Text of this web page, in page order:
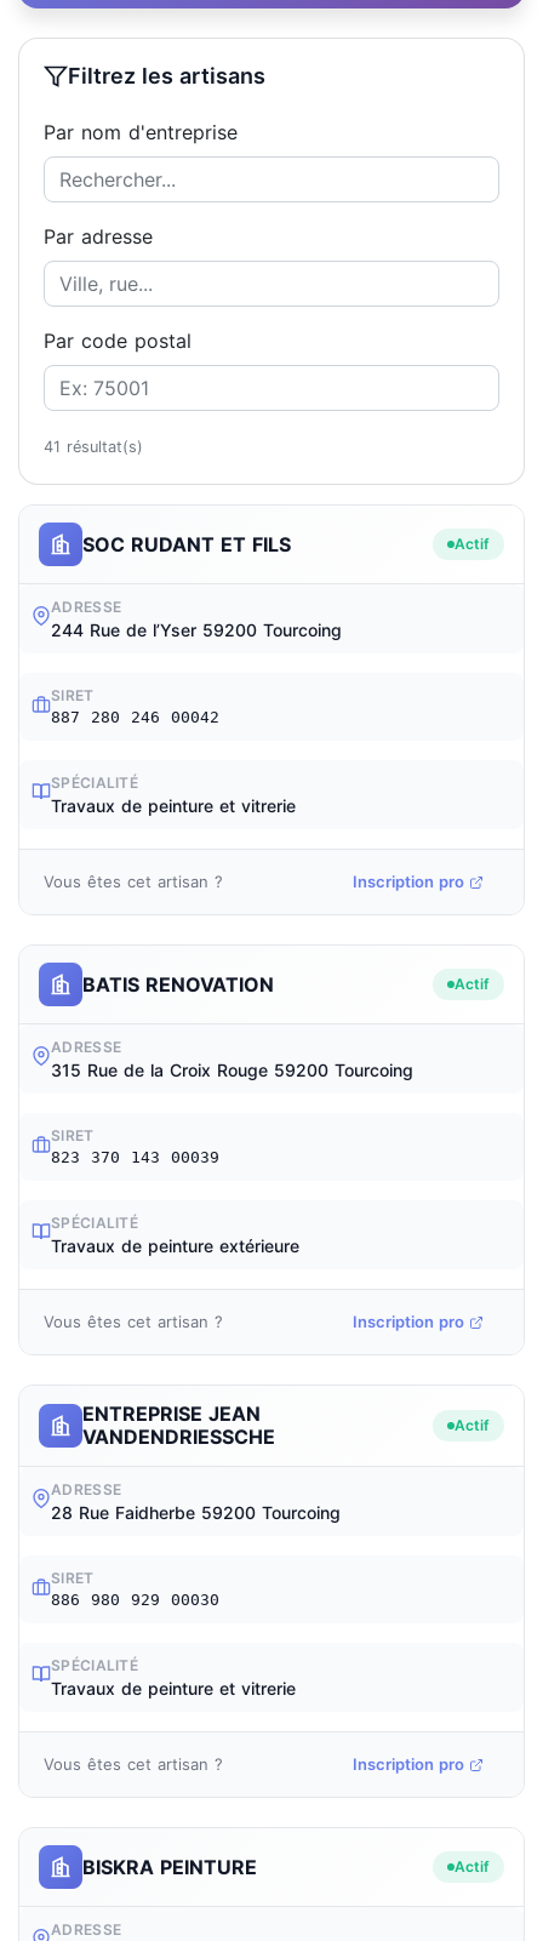
SOC RUDANT ET FILS Actif
ADRESSE
244 Rue de l’Yser 59200 Tourcoing
SIRET
887 280 246 00042
SPÉCIALITÉ
Travaux de peinture et vitrerie
Vous êtes cet artisan ? Inscription pro
BATIS RENOVATION Actif
ADRESSE
315 Rue de la Croix Rouge 59200 Tourcoing
SIRET
823 370 143 00039
SPÉCIALITÉ
Travaux de peinture extérieure
Vous êtes cet artisan ? Inscription pro
ENTREPRISE JEAN
VANDENDRIESSCHE
Actif
ADRESSE
28 Rue Faidherbe 59200 Tourcoing
SIRET
886 980 929 00030
SPÉCIALITÉ
Travaux de peinture et vitrerie
Vous êtes cet artisan ? Inscription pro
BISKRA PEINTURE Actif
ADRESSE
Filtrez les artisans
Par nom d'entreprise
Par adresse
Par code postal
41 résultat(s)